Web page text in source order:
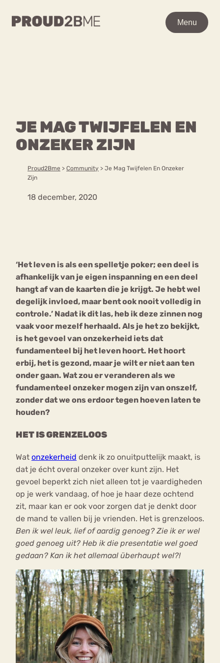
naar
Menu
JE MAG TWIJFELEN EN
ONZEKER ZIJN
Proud2Bme > Community > Je Mag Twijfelen En Onzeker
Zijn
18 december, 2020
‘Het leven is als een spelletje poker; een deel is
afhankelijk van je eigen inspanning en een deel
hangt af van de kaarten die je krijgt. Je hebt wel
degelijk invloed, maar bent ook nooit volledig in
controle.’ Nadat ik dit las, heb ik deze zinnen nog
vaak voor mezelf herhaald. Als je het zo bekijkt,
is het gevoel van onzekerheid iets dat
fundamenteel bij het leven hoort. Het hoort
erbij, het is gezond, maar je wilt er niet aan ten
onder gaan. Wat zou er veranderen als we
fundamenteel onzeker mogen zijn van onszelf,
zonder dat we ons erdoor tegen hoeven laten te
houden?
HET IS GRENZELOOS
Wat onzekerheid denk ik zo onuitputtelijk maakt, is
dat je écht overal onzeker over kunt zijn. Het
gevoel beperkt zich niet alleen tot je vaardigheden
op je werk vandaag, of hoe je haar deze ochtend
zit, maar kan er ook voor zorgen dat je denkt door
de mand te vallen bij je vrienden. Het is grenzeloos.
Ben ik wel leuk, lief of aardig genoeg? Zie ik er wel
goed genoeg uit? Heb ik die presentatie wel goed
gedaan? Kan ik het allemaal überhaupt wel?!
Menu
Content
Over ons
Forum
WAAR BEN JE NAAR OP
Over proud2bme
Contact
Vacatures
Privacyverklaring
mia
Nerv
osa
Eetstoornis Anorexia Nervosa
Eetbuien Piekeren Sport
Trauma
Orthorexia
Afvallen Angst